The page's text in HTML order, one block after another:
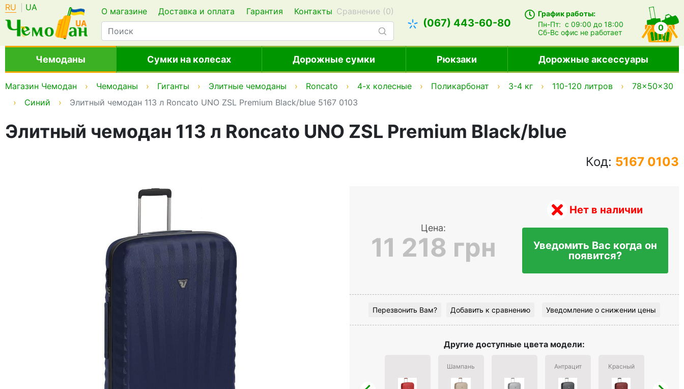
RU UA О магазине Доставка и оплата Гарантия Контакты Сравнение (0)
(067) 443-60-80
График работы:
Пн-Пт:с 09:00 до 18:00
Сб-Всофис не работает 0
Чемоданы Сумки на колесах Дорожные сумки Рюкзаки Дорожные аксессуары
Магазин Чемодан Чемоданы Гиганты Элитные чемоданы Roncato 4-х колесные Поликарбонат 3-4 кг 110-120 литров
78x50x30
Синий
Элитный чемодан 113 л Roncato UNO ZSL Premium Black/blue 5167 0103
Элитный чемодан 113 л Roncato UNO ZSL Premium Black/blue
Код: 5167 0103
Цена:
11 218 грн
Нет в наличии
Уведомить Вас когда он
появится?
Перезвонить Вам? Добавить к сравнению Уведомление о снижении цены
Другие доступные цвета модели:
Шампань Антрацит Красный